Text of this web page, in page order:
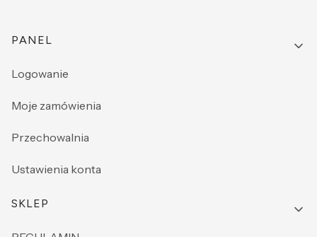
Linki w stopce
PANEL
Logowanie
Moje zamówienia
Przechowalnia
Ustawienia konta
SKLEP